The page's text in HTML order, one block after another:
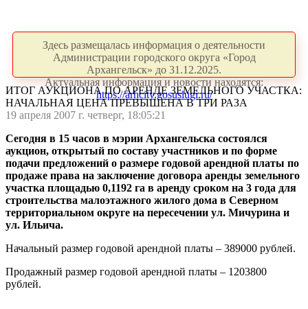
Здесь размещалась информация о деятельности
Администрации городского округа «Город
Архангельск» до 31.12.2025.
Актуальная информация и новости находятся:
https://arhcity.gosuslugi.ru/
ИТОГ АУКЦИОНА ПО АРЕНДЕ ЗЕМЕЛЬНОГО УЧАСТКА:
НАЧАЛЬНАЯ ЦЕНА ПРЕВЫШЕНА В ТРИ РАЗА
19 апреля 2007 г. четверг, 18:05:21
Сегодня в 15 часов в мэрии Архангельска состоялся
аукцион, открытый по составу участников и по форме
подачи предложений о размере годовой арендной платы по
продаже права на заключение договора аренды земельного
участка площадью 0,1192 га в аренду сроком на 3 года для
строительства малоэтажного жилого дома в Северном
территориальном округе на пересечении ул. Мичурина и
ул. Ильича.
Начальный размер годовой арендной платы – 389000 рублей.
Продажный размер годовой арендной платы – 1203800
рублей.